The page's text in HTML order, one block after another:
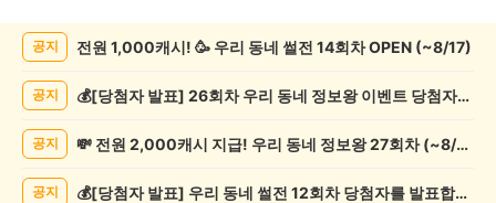
공지 전원 1,000캐시! 🥳 우리 동네 썰전 14회차 OPEN (~8/17)
공지 💰[당첨자 발표] 26회차 우리 동네 정보왕 이벤트 당첨자를 발표합니다!
공지 💸 전원 2,000캐시 지급! 우리 동네 정보왕 27회차 (~8/10)
공지 💰[당첨자 발표] 우리 동네 썰전 12회차 당첨자를 발표합니다!